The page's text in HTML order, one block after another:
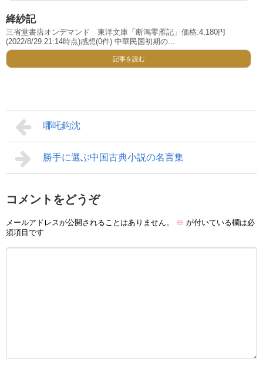
絳紗記
三省堂書店オンデマンド 東洋文庫「断鴻零雁記」価格:4,180円
(2022/8/29 21:14時点)感想(0件) 中華民国初期の...
記事を読む
哪吒鈎沈
勝手に選ぶ中国古典小説の名言集
コメントをどうぞ
メールアドレスが公開されることはありません。 ※ が付いている欄は必
須項目です